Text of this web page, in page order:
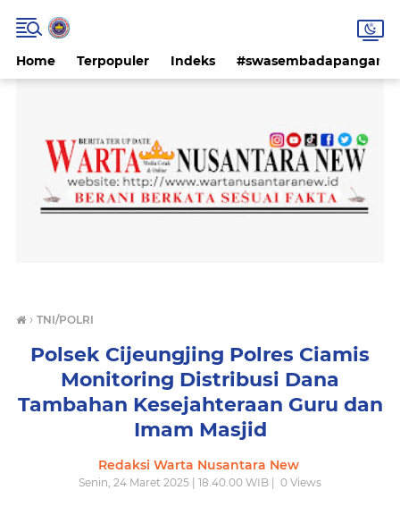
Home Terpopuler Indeks #swasembadapangan
› TNI/POLRI
Polsek Cijeungjing Polres Ciamis
Monitoring Distribusi Dana
Tambahan Kesejahteraan Guru dan
Imam Masjid
Redaksi Warta Nusantara New
Senin, 24 Maret 2025 | 18.40.00 WIB | 0 Views